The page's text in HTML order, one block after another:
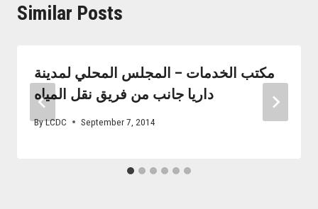
Similar Posts
مكتب الخدمات – المجلس المحلي لمدينة
داريا جانب من فريق نقل المياه
ByLCDC September 7, 2014